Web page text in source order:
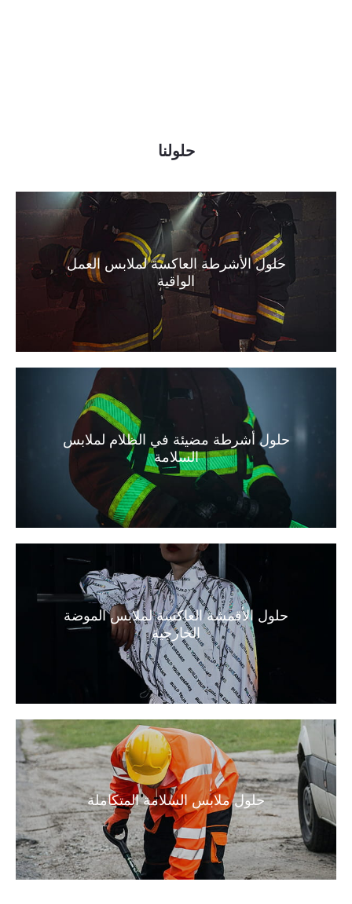
حلولنا
حلول الأشرطة العاكسة لملابس العمل
الواقية
حلول أشرطة مضيئة في الظلام لملابس
السلامة
حلول الأقمشة العاكسة لملابس الموضة
الخارجية
حلول ملابس السلامة المتكاملة